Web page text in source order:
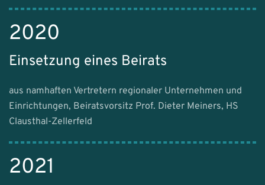
2020
Einsetzung eines Beirats
aus namhaften Vertretern regionaler Unternehmen und
Einrichtungen, Beiratsvorsitz Prof. Dieter Meiners, HS
Clausthal-Zellerfeld
2021